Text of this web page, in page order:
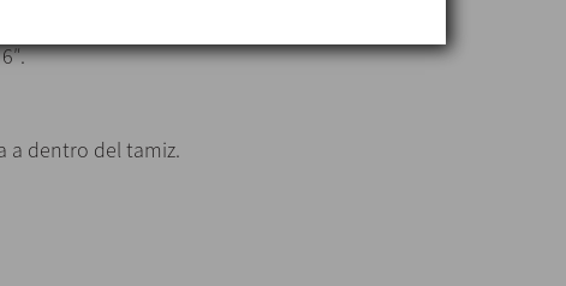
a dentro del tamiz.